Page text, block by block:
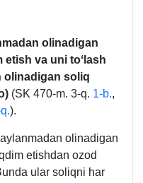
olinadigan
va uni toʻlash
olinadigan soliq
(SK 470-m. 3-q. 1-b.,
).
olinadigan
etishdan ozod
ular soliqni har